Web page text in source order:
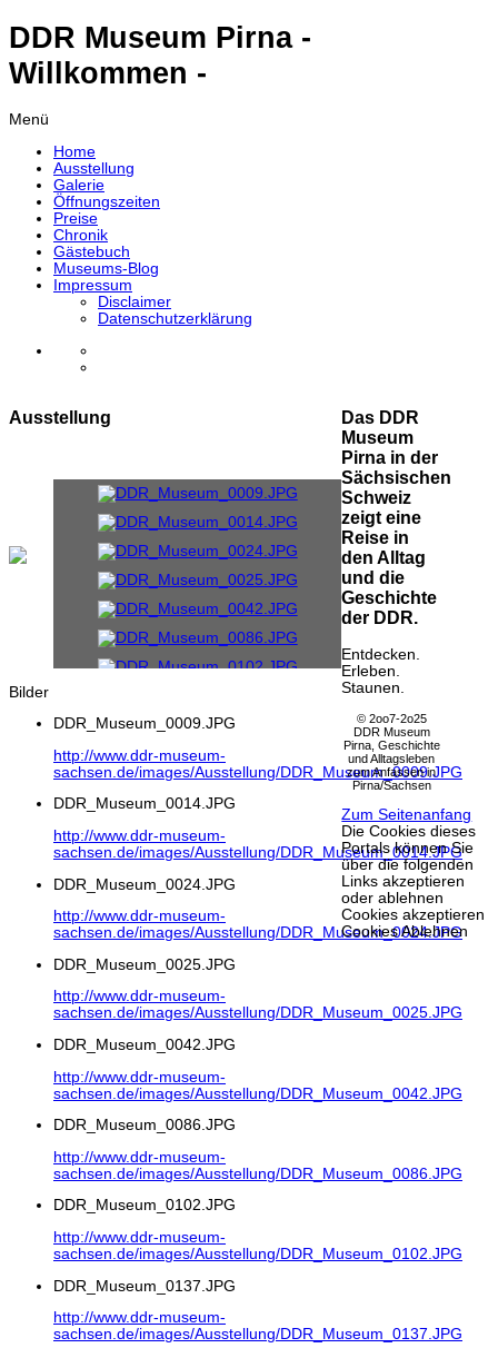
DDR Museum Pirna -
Willkommen -
Menü
Home
Ausstellung
Galerie
Öffnungszeiten
Preise
Chronik
Gästebuch
Museums-Blog
Impressum
Disclaimer
Datenschutzerklärung
Ausstellung
Bilder
DDR_Museum_0009.JPG
http://www.ddr-museum-
sachsen.de/images/Ausstellung/DDR_Museum_0009.JPG
DDR_Museum_0014.JPG
http://www.ddr-museum-
sachsen.de/images/Ausstellung/DDR_Museum_0014.JPG
DDR_Museum_0024.JPG
http://www.ddr-museum-
sachsen.de/images/Ausstellung/DDR_Museum_0024.JPG
DDR_Museum_0025.JPG
http://www.ddr-museum-
sachsen.de/images/Ausstellung/DDR_Museum_0025.JPG
DDR_Museum_0042.JPG
http://www.ddr-museum-
sachsen.de/images/Ausstellung/DDR_Museum_0042.JPG
DDR_Museum_0086.JPG
http://www.ddr-museum-
sachsen.de/images/Ausstellung/DDR_Museum_0086.JPG
DDR_Museum_0102.JPG
http://www.ddr-museum-
sachsen.de/images/Ausstellung/DDR_Museum_0102.JPG
DDR_Museum_0137.JPG
http://www.ddr-museum-
sachsen.de/images/Ausstellung/DDR_Museum_0137.JPG
Das DDR
Museum
Pirna in der
Sächsischen
Schweiz
zeigt eine
Reise in
den Alltag
und die
Geschichte
der DDR.
Entdecken.
Erleben.
Staunen.
© 2oo7-2o25
DDR Museum
Pirna, Geschichte
und Alltagsleben
zum Anfassen in
Pirna/Sachsen
Zum Seitenanfang
Die Cookies dieses
Portals können Sie
über die folgenden
Links akzeptieren
oder ablehnen
Cookies akzeptieren
Cookies Ablehnen